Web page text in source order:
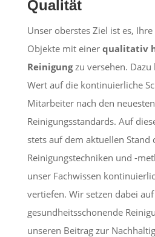
Qualität
Unser oberstes Ziel ist es,
Objekte mit einer qualitativ
Reinigungzu versehen. Dazu
Wert auf die kontinuierliche
Mitarbeiter nach den neuesten
Reinigungsstandards. Auf
stets auf dem aktuellen Stand
Reinigungstechniken und -
unser Fachwissen
vertiefen. Wir setzen dabei
gesundheitsschonende
unseren Beitrag zur